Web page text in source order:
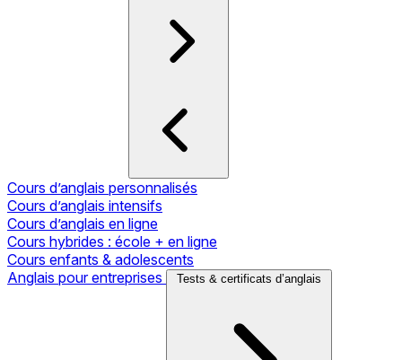
Cours d’anglais personnalisés
Cours d’anglais intensifs
Cours d’anglais en ligne
Cours hybrides : école + en ligne
Cours enfants & adolescents
Anglais pour entreprises
Tests & certificats d’anglais